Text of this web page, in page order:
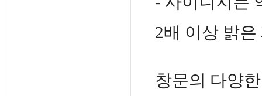
2배 이상 밝
창문의 다양